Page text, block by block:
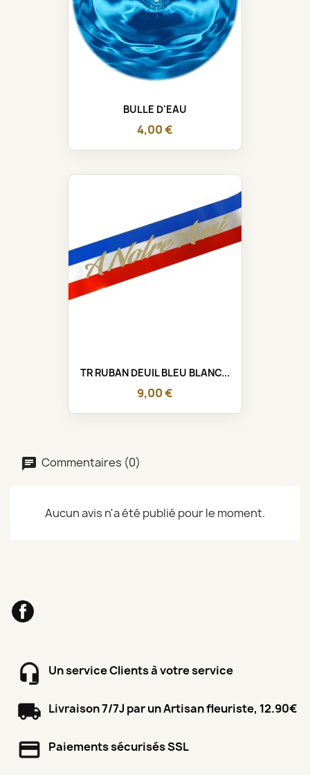
BULLE D'EAU
4,00 €
TR RUBAN DEUIL BLEU BLANC...
9,00 €
Commentaires (0)
Aucun avis n'a été publié pour le moment.
Facebook
Un service Clients à votre service
Livraison 7/7J par un Artisan fleuriste, 12.90€
Paiements sécurisés SSL